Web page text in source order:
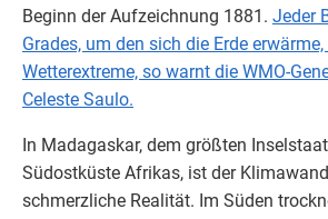
Beginn der Aufzeichnung 1881. Jeder
Grades, um den sich die Erde
Wetterextreme, so warnt die WMO-
Celeste Saulo.
In Madagaskar, dem größten
Südostküste Afrikas, ist der
schmerzliche Realität. Im Süden